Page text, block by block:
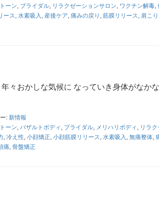
ーン, ブライダル, リラクゼーションサロン, ワクチン解毒,
ース, 水素吸入 , 産後ケア, 痛みの戻り , 筋膜リリース, 肩こり
年々おかしな気候に なっていき身体がなか
: 新情報
ーン バザルトボディ ブライダル メリハリボディ リラ
冷え性 小顔矯正 小顔筋膜リリース 水素吸入 無痛整体
痛 骨盤矯正